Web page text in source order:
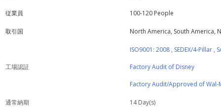
従業員 100-120 People
取引国 North America, South America,
工場認証
ISO9001: 2008 , SEDEX/4-Pillar ,
Factory Audit of Disney
Factory Audit/Approved of Wal-
通常納期 14 Day(s)